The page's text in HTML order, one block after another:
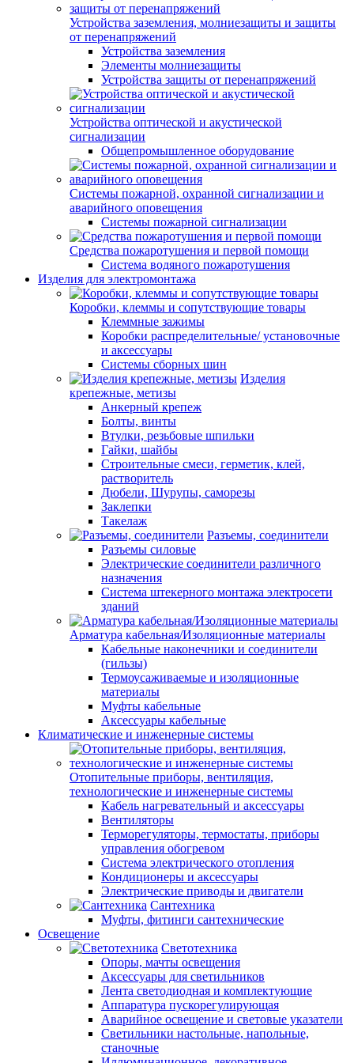
Устройства заземления, молниезащиты и защиты
от перенапряжений
Устройства заземления
Элементы молниезащиты
Устройства защиты от перенапряжений
Устройства оптической и акустической
сигнализации
Общепромышленное оборудование
Системы пожарной, охранной сигнализации и
аварийного оповещения
Системы пожарной сигнализации
Средства пожаротушения и первой помощи
Система водяного пожаротушения
Изделия для электромонтажа
Коробки, клеммы и сопутствующие товары
Клеммные зажимы
Коробки распределительные/ установочные
и аксессуары
Системы сборных шин
Изделия
крепежные, метизы
Анкерный крепеж
Болты, винты
Втулки, резьбовые шпильки
Гайки, шайбы
Строительные смеси, герметик, клей,
растворитель
Дюбели, Шурупы, саморезы
Заклепки
Такелаж
Разъемы, соединители
Разъемы силовые
Электрические соединители различного
назначения
Система штекерного монтажа электросети
зданий
Арматура кабельная/Изоляционные материалы
Кабельные наконечники и соединители
(гильзы)
Термоусаживаемые и изоляционные
материалы
Муфты кабельные
Аксессуары кабельные
Климатические и инженерные системы
Отопительные приборы, вентиляция,
технологические и инженерные системы
Кабель нагревательный и аксессуары
Вентиляторы
Терморегуляторы, термостаты, приборы
управления обогревом
Система электрического отопления
Кондиционеры и аксессуары
Электрические приводы и двигатели
Сантехника
Муфты, фитинги сантехнические
Освещение
Светотехника
Опоры, мачты освещения
Аксессуары для светильников
Лента светодиодная и комплектующие
Аппаратура пускорегулирующая
Аварийное освещение и световые указатели
Светильники настольные, напольные,
станочные